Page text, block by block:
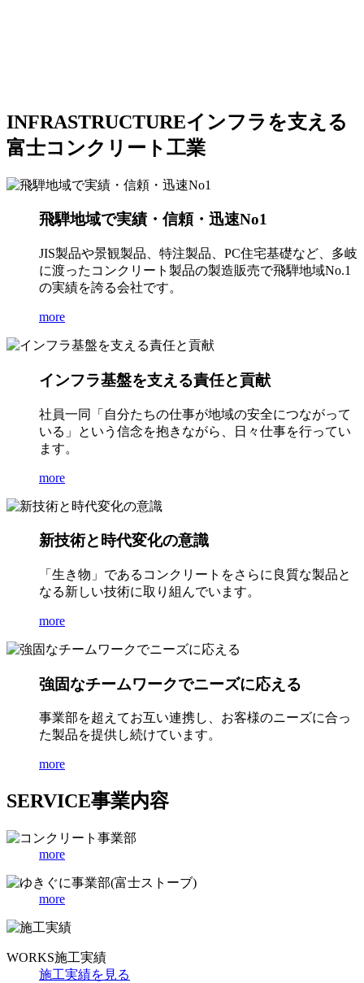
INFRASTRUCTUREインフラを支える
富士コンクリート工業
飛騨地域で実績・信頼・迅速No1
JIS製品や景観製品、特注製品、PC住宅基礎など、多岐
に渡ったコンクリート製品の製造販売で飛騨地域No.1
の実績を誇る会社です。
more
インフラ基盤を支える責任と貢献
社員一同「自分たちの仕事が地域の安全につながって
いる」という信念を抱きながら、日々仕事を行ってい
ます。
more
新技術と時代変化の意識
「生き物」であるコンクリートをさらに良質な製品と
なる新しい技術に取り組んでいます。
more
強固なチームワークでニーズに応える
事業部を超えてお互い連携し、お客様のニーズに合っ
た製品を提供し続けています。
more
SERVICE事業内容
more
more
WORKS施工実績
施工実績を見る